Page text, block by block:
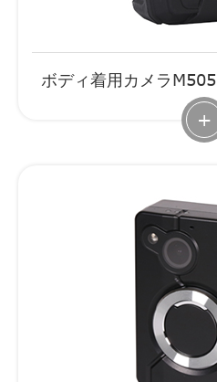
ボディ着用カメラM505
+